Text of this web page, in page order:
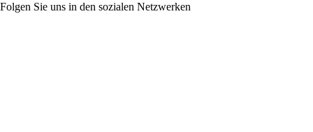
Folgen Sie uns in den sozialen Netzwerken